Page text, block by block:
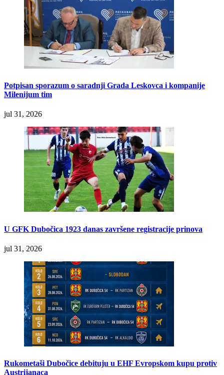
Potpisan sporazum o saradnji Grada Leskovca i kompanije
Milenijum tim
jul 31, 2026
U GFK Dubočica 1923 danas završene registracije prinova
jul 31, 2026
Rukometaši Dubočice debituju u EHF Evropskom kupu protiv
Austrijanaca